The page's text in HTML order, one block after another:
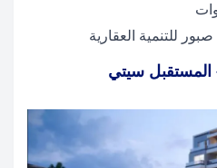
للتنمية العقارية